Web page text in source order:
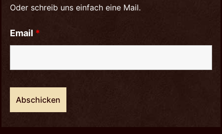
Oder schreib uns einfach eine Mail.
Email *